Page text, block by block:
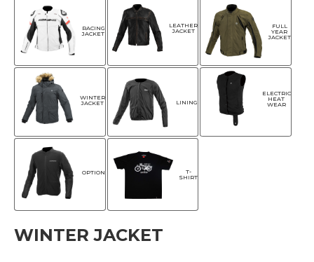
RACING
JACKET
LEATHER
JACKET
FULL
YEAR
JACKET
WINTER
JACKET
LINING
ELECTRIC
HEAT
WEAR
OPTION
T-
SHIRT
WINTER JACKET